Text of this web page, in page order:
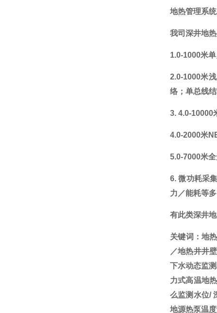
地热管理系
我司深井地
1.0-1000米
2.0-1000米
络；单总线
3. 4.0-10000
4.0-2000米
5.0-7000米
6.微功耗采
力／能耗等
有此类深井
关键词：地
／地热井井
下水动态监
力式高温地
么监测水位/
地源热泵温